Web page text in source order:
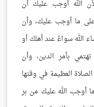
الله أوجب عليك أن
ما أوجب عليك، وأن
الله سواءً عند أهلك أو
بأمر الدين، وأن
العظيمة في وقتها
أوجب الله عليك من بر